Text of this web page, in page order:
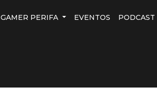
GAMER PERIFA EVENTOS PODCAST